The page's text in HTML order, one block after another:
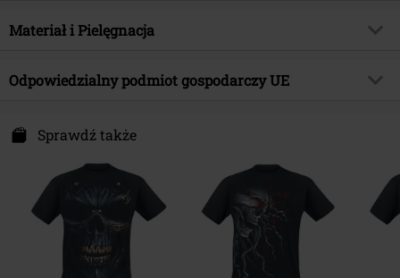
Data premiery
Nadruk
Rodzaj kołnierza
Bez kołnierza
Długość rękawa
Krój - Top
Materiał i Pielęgnacja
Materiał wierzchni
100% bawełna
Odpowiedzialny podmiot gospodarczy UE
Energiestraat 4e
Netherlands
Hello@attitudeholland.nl
Sprawdź także